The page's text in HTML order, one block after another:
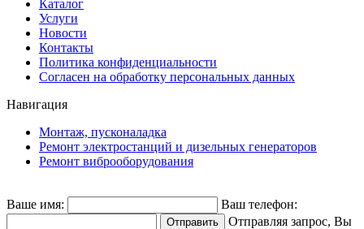
Каталог
Услуги
Новости
Контакты
Политика конфиденциальности
Согласен на обработку персональных данных
Навигация
Монтаж, пусконаладка
Ремонт электростанций и дизельных генераторов
Ремонт виброоборудования
Ваше имя:
Ваш телефон:
Отправляя запрос, Вы